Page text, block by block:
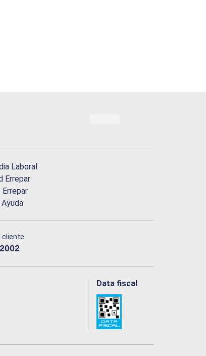
Laboral
Errepar
cliente
Data fiscal